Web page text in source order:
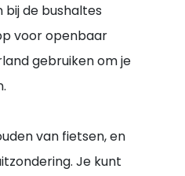
de bushaltes
voor openbaar
gebruiken om je
van fietsen, en
Je kunt